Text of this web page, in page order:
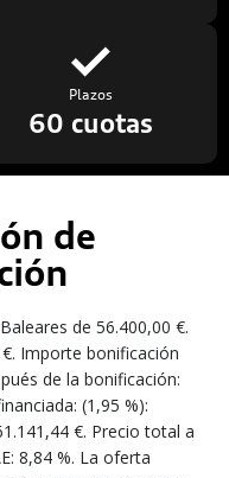
Plazos
60 cuotas
de
de 56.400,00 €.
Importe bonificación
de la bonificación:
(1,95 %):
€. Precio total a
8,84 %. La oferta